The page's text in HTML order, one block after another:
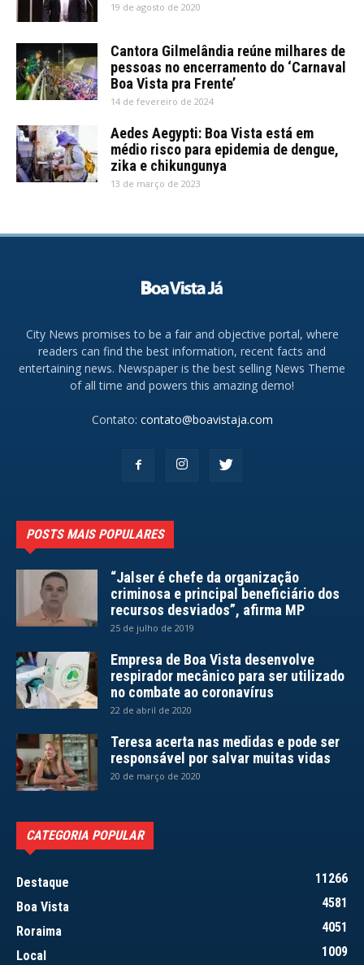
19 de agosto de 2020
Cantora Gilmelândia reúne milhares de
pessoas no encerramento do ‘Carnaval
Boa Vista pra Frente’
14 de fevereiro de 2024
Aedes Aegypti: Boa Vista está em
médio risco para epidemia de dengue,
zika e chikungunya
13 de março de 2023
City News promises to be a fair and objective portal, where
readers can find the best information, recent facts and
entertaining news. Newspaper is the best selling News Theme
of all time and powers this amazing demo!
Contato: contato@boavistaja.com
POSTS MAIS POPULARES
“Jalser é chefe da organização
criminosa e principal beneficiário dos
recursos desviados”, afirma MP
25 de julho de 2019
Empresa de Boa Vista desenvolve
respirador mecânico para ser utilizado
no combate ao coronavírus
22 de abril de 2020
Teresa acerta nas medidas e pode ser
responsável por salvar muitas vidas
20 de março de 2020
CATEGORIA POPULAR
Destaque
11266
Boa Vista
4581
Roraima
4051
Local
1009